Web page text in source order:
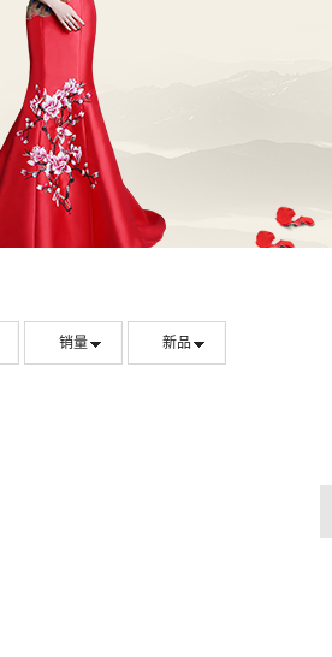
销量 新品